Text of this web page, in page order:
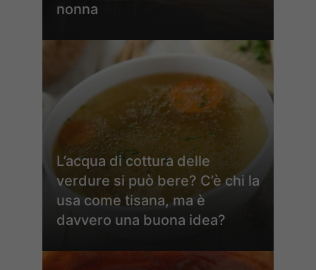
nonna
L’acqua di cottura delle
verdure si può bere? C’è chi la
usa come tisana, ma è
davvero una buona idea?